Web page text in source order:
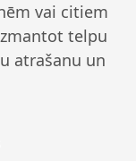
vai citiem
telpu
atrašanu un